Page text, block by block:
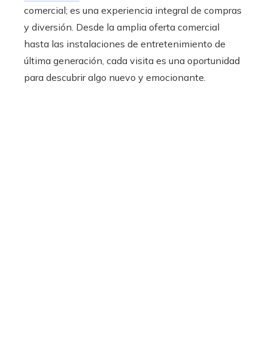
comercial; es una experiencia integral de compras
y diversión. Desde la amplia oferta comercial
hasta las instalaciones de entretenimiento de
última generación, cada visita es una oportunidad
para descubrir algo nuevo y emocionante.